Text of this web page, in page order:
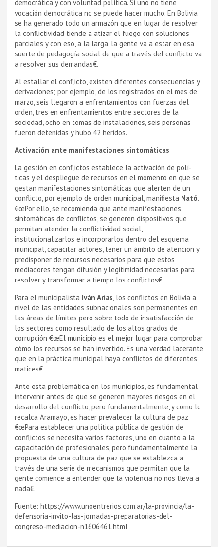
democrática y con voluntad polí­tica. Si uno no tiene
vocación democrática no se puede hacer mucho. En Bolivia
se ha generado todo un armazón que en lugar de resolver
la conflictividad tiende a atizar el fuego con soluciones
parciales y con eso, a la larga, la gente va a estar en esa
suerte de pedagogí­a social de que a través del conflicto va
a resolver sus demandas€.
Al estallar el conflicto, existen diferentes consecuencias y
derivaciones; por ejemplo, de los registrados en el mes de
marzo, seis llegaron a enfrentamientos con fuerzas del
orden, tres en enfrentamientos entre sectores de la
sociedad, ocho en tomas de instalaciones, seis personas
fueron detenidas y hubo 42 heridos.
Activación ante manifestaciones sintomáticas
La gestión en conflictos establece la activación de polí­
ticas y el despliegue de recursos en el momento en que se
gestan manifestaciones sintomáticas que alerten de un
conflicto, por ejemplo de orden municipal, manifiesta Nató.
€œPor ello, se recomienda que ante manifestaciones
sintomáticas de conflictos, se generen dispositivos que
permitan atender la conflictividad social,
institucionalizarlos e incorporarlos dentro del esquema
municipal, capacitar actores, tener un ámbito de atención y
predisponer de recursos necesarios para que estos
mediadores tengan difusión y legitimidad necesarias para
resolver y transformar a tiempo los conflictos€.
Para el municipalista Iván Arias, los conflictos en Bolivia a
nivel de las entidades subnacionales son permanentes en
las áreas de lí­mites pero sobre todo de insatisfacción de
los sectores como resultado de los altos grados de
corrupción €œEl municipio es el mejor lugar para comprobar
cómo los recursos se han invertido. Es una verdad lacerante
que en la práctica municipal haya conflictos de diferentes
matices€.
Ante esta problemática en los municipios, es fundamental
intervenir antes de que se generen mayores riesgos en el
desarrollo del conflicto, pero fundamentalmente, y como lo
recalca Aramayo, es hacer prevalecer la cultura de paz
€œPara establecer una polí­tica pública de gestión de
conflictos se necesita varios factores, uno en cuanto a la
capacitación de profesionales, pero fundamentalmente la
propuesta de una cultura de paz que se establezca a
través de una serie de mecanismos que permitan que la
gente comience a entender que la violencia no nos lleva a
nada€.
Fuente: https://www.unoentrerios.com.ar/la-provincia/la-
defensoria-invito-las-jornadas-preparatorias-del-
congreso-mediacion-n1606461.html